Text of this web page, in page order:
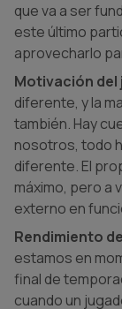
que va a ser
este último
aprovecharlo
Motivación del
diferente, y la
también. Hay
nosotros, todo
diferente. El
máximo, pero a
externo en
Rendimiento
estamos en
final de
cuando un